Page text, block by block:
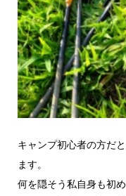
キャンプ初心者の方だ
ます。
何を隠そう私自身も初め